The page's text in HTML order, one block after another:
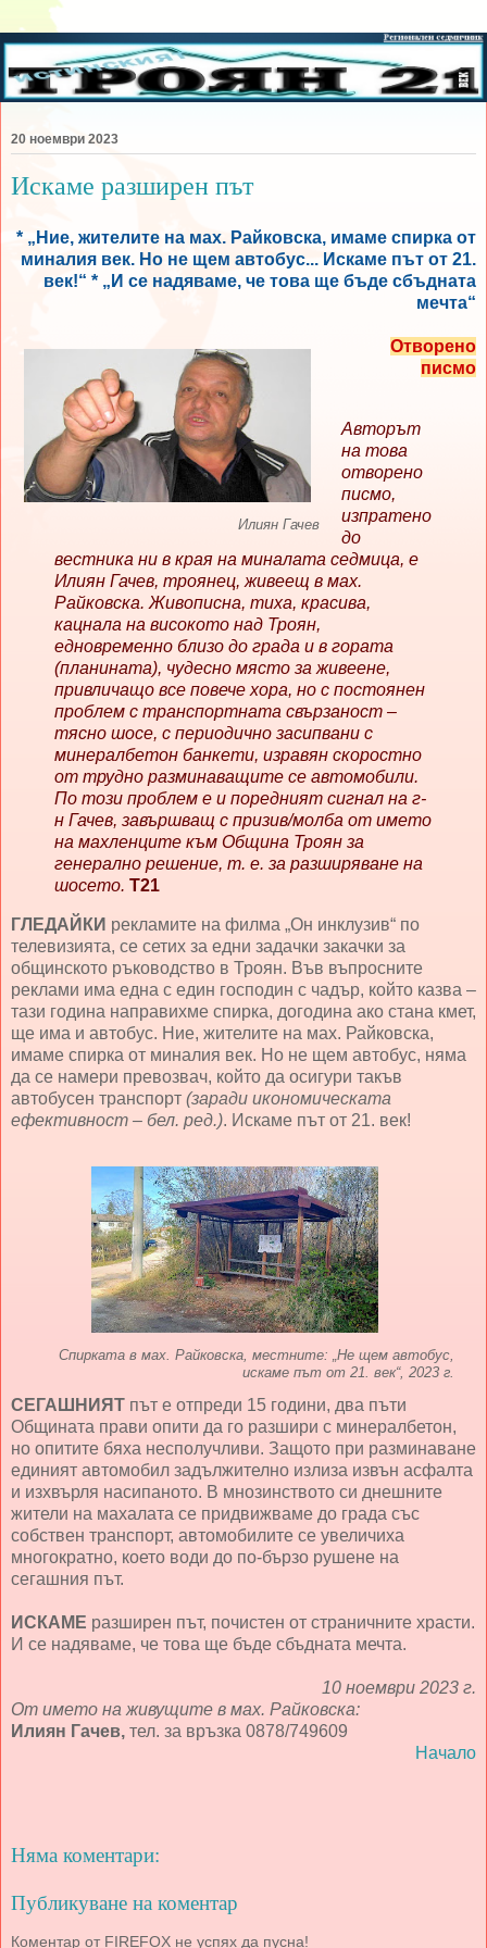
20 ноември 2023
Искаме разширен път
* „Ние, жителите на мах. Райковска, имаме спирка от
миналия век. Но не щем автобус... Искаме път от 21.
век!“ * „И се надяваме, че това ще бъде сбъдната
мечта“
Илиян Гачев
Отворено
писмо
Авторът
на това
отворено
писмо,
изпратено
до
вестника ни в края на миналата седмица, е
Илиян Гачев, троянец, живеещ в мах.
Райковска. Живописна, тиха, красива,
кацнала на високото над Троян,
едновременно близо до града и в гората
(планината), чудесно място за живеене,
привличащо все повече хора, но с постоянен
проблем с транспортната свързаност –
тясно шосе, с периодично засипвани с
минералбетон банкети, изравян скоростно
от трудно разминаващите се автомобили.
По този проблем е и поредният сигнал на г-
н Гачев, завършващ с призив/молба от името
на махленците към Община Троян за
генерално решение, т. е. за разширяване на
шосето. Т21
ГЛЕДАЙКИ рекламите на филма „Он инклузив“ по
телевизията, се сетих за едни задачки закачки за
общинското ръководство в Троян. Във въпросните
реклами има една с един господин с чадър, който казва –
тази година направихме спирка, догодина ако стана кмет,
ще има и автобус. Ние, жителите на мах. Райковска,
имаме спирка от миналия век. Но не щем автобус, няма
да се намери превозвач, който да осигури такъв
автобусен транспорт (заради икономическата
ефективност – бел. ред.). Искаме път от 21. век!
Спирката в мах. Райковска, местните: „Не щем автобус,
искаме път от 21. век“, 2023 г.
СЕГАШНИЯТ път е отпреди 15 години, два пъти
Общината прави опити да го разшири с минералбетон,
но опитите бяха несполучливи. Защото при разминаване
единият автомобил задължително излиза извън асфалта
и изхвърля насипаното. В мнозинството си днешните
жители на махалата се придвижваме до града със
собствен транспорт, автомобилите се увеличиха
многократно, което води до по-бързо рушене на
сегашния път.
ИСКАМЕ разширен път, почистен от страничните храсти.
И се надяваме, че това ще бъде сбъдната мечта.
10 ноември 2023 г.
От името на живущите в мах. Райковска:
Илиян Гачев, тел. за връзка 0878/749609
Начало
Няма коментари:
Публикуване на коментар
Коментар от FIREFOX не успях да пусна!